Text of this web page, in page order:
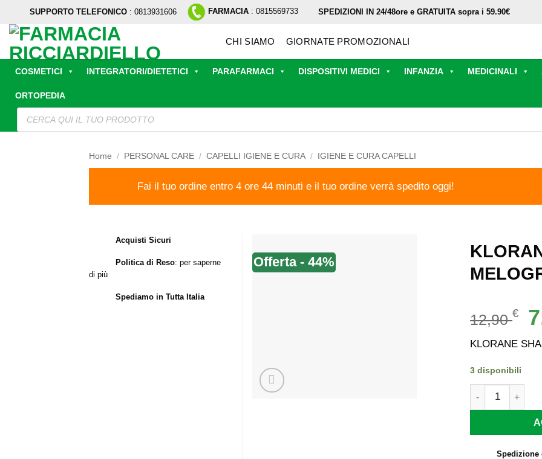
contenuti
SUPPORTO TELEFONICO : 0813931606 FARMACIA : 0815569733 SPEDIZIONI IN 24/48ore e GRATUITA sopra i 59.90€
CHI SIAMO GIORNATE PROMOZIONALI
COSMETICI INTEGRATORI/DIETETICI PARAFARMACI DISPOSITIVI MEDICI INFANZIA MEDICINALI
ORTOPEDIA
Ricerca
prodotti
Home / PERSONAL CARE / CAPELLI IGIENE E CURA / IGIENE E CURA CAPELLI
Fai il tuo ordine entro 4 ore 44 minuti e il tuo ordine verrà spedito oggi!
Offerta - 44%
12,90€
Il
KLORANE
3 disponibili
KLORANE
Spedizione
Acquisti Sicuri
Politica di Reso: per saperne
di più
Spediamo in Tutta Italia